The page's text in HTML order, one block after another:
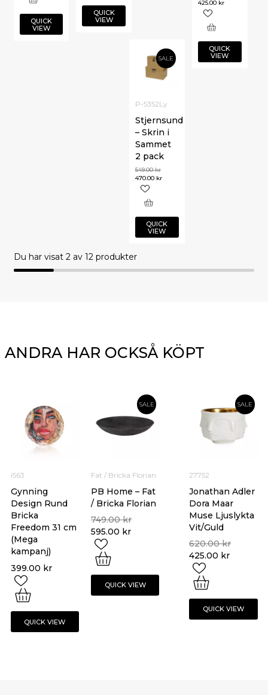
QUICK
VIEW
425.00 kr
QUICK
VIEW
QUICK
VIEW
SALE
P-5352Ly
Stjernsund
– Skrin i
Sammet
2 pack
549.00kr
470.00 kr
QUICK
VIEW
Du har visat 2av 12 produkter
ANDRA HAR OCKSÅ KÖPT
i563
Gynning
Design Rund
Bricka
Freedom 31 cm
(Mega
kampanj)
399.00 kr
QUICK VIEW
SALE
27752
Jonathan Adler
Dora Maar
Muse Ljuslykta
Vit/Guld
620.00kr
425.00 kr
QUICK VIEW
SALE
Fat / Bricka Florian
PB Home – Fat
/ Bricka Florian
749.00kr
595.00 kr
QUICK VIEW